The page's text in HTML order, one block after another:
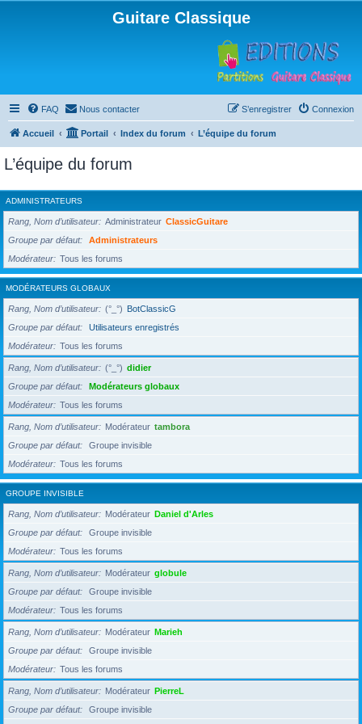
Guitare Classique
FAQ Nous contacter Connexion
S’enregistrer
Accueil Portail Index du forum L’équipe du forum
L’équipe du forum
ADMINISTRATEURS
Rang, Nom d’utilisateur Administrateur ClassicGuitare
Groupe par défaut
Administrateurs
Modérateur
Tous les forums
MODÉRATEURS GLOBAUX
Rang, Nom d’utilisateur (°_°) BotClassicG
Groupe par défaut
Utilisateurs enregistrés
Modérateur
Tous les forums
Rang, Nom d’utilisateur (°_°) didier
Groupe par défaut
Modérateurs globaux
Modérateur
Tous les forums
Rang, Nom d’utilisateur Modérateur tambora
Groupe par défaut
Groupe invisible
Modérateur
Tous les forums
GROUPE INVISIBLE
Rang, Nom d’utilisateur Modérateur Daniel d'Arles
Groupe par défaut
Groupe invisible
Modérateur
Tous les forums
Rang, Nom d’utilisateur Modérateur globule
Groupe par défaut
Groupe invisible
Modérateur
Tous les forums
Rang, Nom d’utilisateur Modérateur Marieh
Groupe par défaut
Groupe invisible
Modérateur
Tous les forums
Rang, Nom d’utilisateur Modérateur PierreL
Groupe par défaut
Groupe invisible